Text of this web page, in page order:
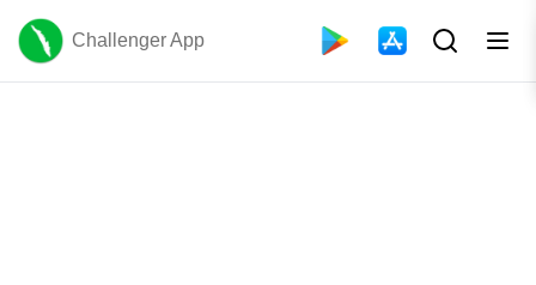
Challenger App